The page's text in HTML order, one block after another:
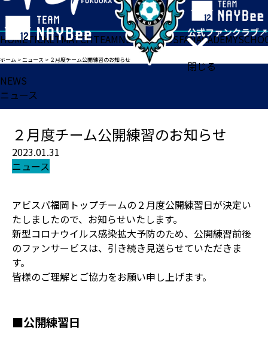
閉じる
HOMETICKETMATCHTEAMNEWSGOODSFANACADEMY
ホーム >ニュース > ２月度チーム公開練習のお知らせ
NEWS
ニュース
２月度チーム公開練習のお知らせ
2023.01.31
ニュース
アビスパ福岡トップチームの２月度公開練習日が決定い
たしましたので、お知らせいたします。
新型コロナウイルス感染拡大予防のため、公開練習前後
のファンサービスは、引き続き見送らせていただきま
す。
皆様のご理解とご協力をお願い申し上げます。
■公開練習日